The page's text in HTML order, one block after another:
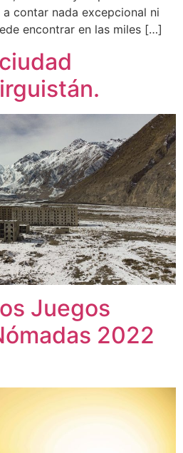
contar nada excepcional ni
encontrar en las miles […]
Juegos
2022